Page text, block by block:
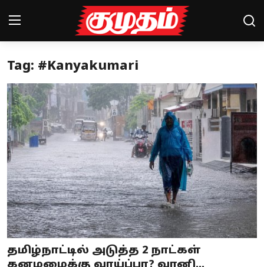
Home
Magazines
Games
Cinema
Videos
Health
Sports
Special Story
Tag: #Kanyakumari
தமிழ்நாட்டில் அடுத்த 2 நாட்கள்